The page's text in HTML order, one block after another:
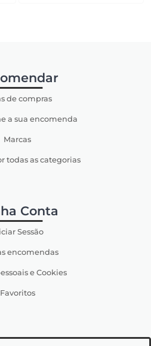
de compras
a sua encomenda
Marcas
todas as categorias
Conta
Sessão
encomendas
e Cookies
Favoritos